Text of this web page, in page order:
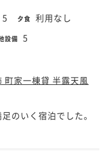
5 夕食 利用なし
設備 5
町家一棟貸 半露天風
のいく宿泊でした。